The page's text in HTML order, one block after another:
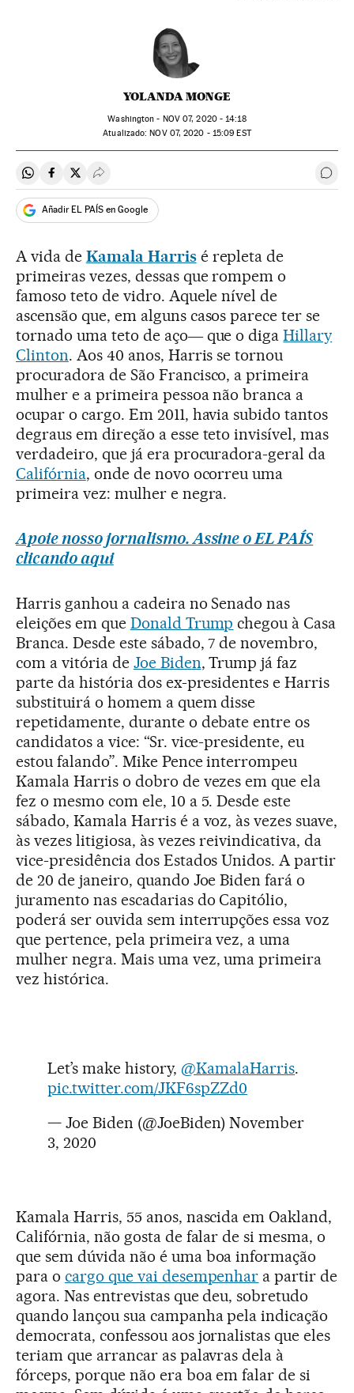
YOLANDA MONGE
Washington - NOV07, 2020 - 14:18
atualizado: NOV07, 2020 - 15:09 EST
Compartir en Whatsapp
Compartir en Facebook
Compartir en Twitter
Desplegar Redes Sociales
Añadir EL PAÍS en Google
A vida de Kamala Harrisé repleta de
primeiras vezes, dessas que rompem o
famoso teto de vidro. Aquele nível de
ascensão que, em alguns casos parece ter se
tornado uma teto de aço― que o digaHillary
Clinton. Aos 40 anos, Harris se tornou
procuradora de São Francisco, a primeira
mulher e a primeira pessoa não branca a
ocupar o cargo. Em 2011, havia subido tantos
degraus em direção a esse teto invisível, mas
verdadeiro, que já era procuradora-geral da
Califórnia, onde de novo ocorreu uma
primeira vez: mulher e negra.
Apoie nosso jornalismo. Assine o EL PAÍS
clicando aqui
Harris ganhou a cadeira no Senado nas
eleições em que Donald Trump chegou à Casa
Branca. Desde este sábado, 7 de novembro,
com a vitória de Joe Biden, Trump já faz
parte da história dos ex-presidentes e Harris
substituirá o homem a quem disse
repetidamente, durante o debate entre os
candidatos a vice: “Sr. vice-presidente, eu
estou falando”. Mike Pence interrompeu
Kamala Harris o dobro de vezes em que ela
fez o mesmo com ele, 10 a 5. Desde este
sábado, Kamala Harris é a voz, às vezes suave,
às vezes litigiosa, às vezes reivindicativa, da
vice-presidência dos Estados Unidos. A partir
de 20 de janeiro, quando Joe Biden fará o
juramento nas escadarias do Capitólio,
poderá ser ouvida sem interrupções essa voz
que pertence, pela primeira vez, a uma
mulher negra. Mais uma vez, uma primeira
vez histórica.
Let’s make history, @KamalaHarris.
pic.twitter.com/JKF6spZZd0
— Joe Biden (@JoeBiden) November
3, 2020
Kamala Harris, 55 anos, nascida em Oakland,
Califórnia, não gosta de falar de si mesma, o
que sem dúvida não é uma boa informação
para o cargo que vai desempenhar a partir de
agora. Nas entrevistas que deu, sobretudo
quando lançou sua campanha pela indicação
democrata, confessou aos jornalistas que eles
teriam que arrancar as palavras dela à
fórceps, porque não era boa em falar de si